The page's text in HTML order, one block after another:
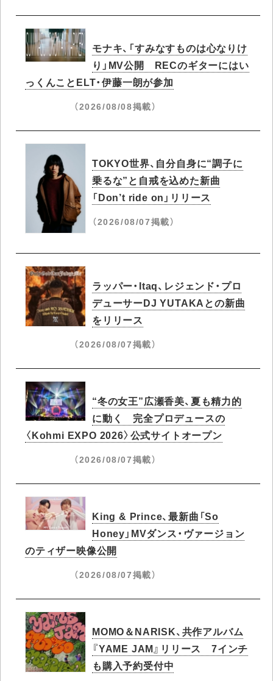
モナキ、「すみなすものは心なりけ
り」MV公開 RECのギターにはい
っくんことELT・伊藤一朗が参加
（2026/08/08掲載）
TOKYO世界、自分自身に“調子に
乗るな”と自戒を込めた新曲
「Don’t ride on」リリース
（2026/08/07掲載）
ラッパー・Itaq、レジェンド・プロ
デューサーDJ YUTAKAとの新曲
をリリース
（2026/08/07掲載）
“冬の女王”広瀬香美、夏も精力的
に動く 完全プロデュースの
〈Kohmi EXPO 2026〉公式サイトオープン
（2026/08/07掲載）
King & Prince、最新曲「So
Honey」MVダンス・ヴァージョン
のティザー映像公開
（2026/08/07掲載）
MOMO＆NARISK、共作アルバム
『YAME JAM』リリース 7インチ
も購入予約受付中